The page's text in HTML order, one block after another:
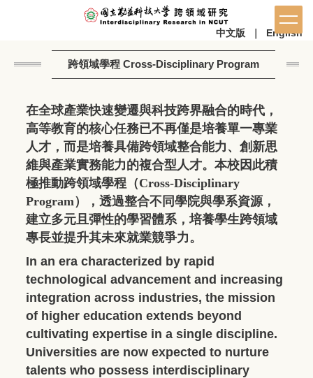
中文版 English
跨領域學程 Cross-Disciplinary Program
在全球產業快速變遷與科技跨界融合的時代，
高等教育的核心任務已不再僅是培養單一專業
人才，而是培養具備跨領域整合能力、創新思
維與產業實務能力的複合型人才。本校因此積
極推動跨領域學程（Cross-Disciplinary
Program），透過整合不同學院與學系資源，
建立多元且彈性的學習體系，培養學生跨領域
專長並提升其未來就業競爭力。
In an era characterized by rapid
technological advancement and increasing
integration across industries, the mission
of higher education extends beyond
cultivating expertise in a single discipline.
Universities are now expected to nurture
talents who possess interdisciplinary